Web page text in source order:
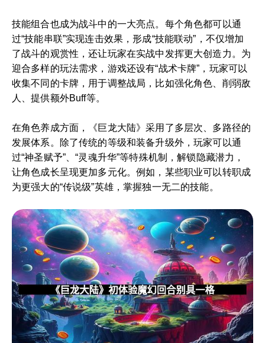
技能组合也成为战斗中的一大亮点。每个角色都可以通
过“技能串联”实现连击效果，形成“技能联动”，不仅增加
了战斗的观赏性，还让玩家在实战中发挥更大创造力。为
迎合多样的玩法需求，游戏还设有“战术卡牌”，玩家可以
收集不同的卡牌，用于调整战局，比如强化角色、削弱敌
人、提供额外Buff等。
在角色养成方面，《巨龙大陆》采用了多层次、多路径的
发展体系。除了传统的等级和装备升级外，玩家可以通
过“神圣赋予”、“灵魂升华”等特殊机制，解锁隐藏潜力，
让角色成长呈现更加多元化。例如，某些职业可以转职成
为更强大的“传说级”英雄，掌握独一无二的技能。